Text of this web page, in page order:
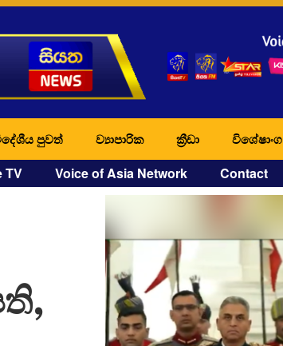
පුවත් ව්‍යාපාරික ක්‍රීඩා විශේෂාංග
TV Voice of Asia Network Contact